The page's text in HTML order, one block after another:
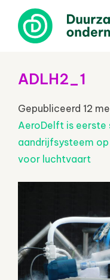
ADLH2_1
Gepubliceerd 12
AeroDelft is
aandrijfsysteem
voor luchtvaart